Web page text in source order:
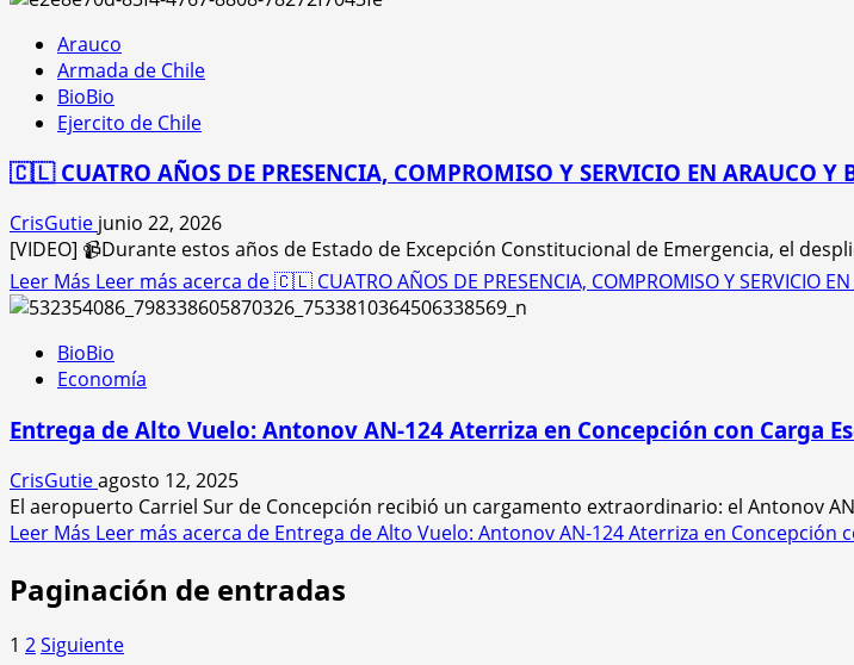
Arauco
Armada de Chile
BioBio
Ejercito de Chile
🇨🇱 CUATRO AÑOS DE PRESENCIA, COMPROMISO Y SERVICIO EN ARAUCO Y
CrisGutie junio 22, 2026
[VIDEO] 📹Durante estos años de Estado de Excepción Constitucional de Emergencia, el
Leer Más Leer más acerca de 🇨🇱 CUATRO AÑOS DE PRESENCIA, COMPROMISO Y SERVICIO EN
BioBio
Economía
Entrega de Alto Vuelo: Antonov AN-124 Aterriza en Concepción con Carga
CrisGutieagosto 12, 2025
El aeropuerto Carriel Sur de Concepción recibió un cargamento extraordinario: el Antonov
Leer Más Leer más acerca de Entrega de Alto Vuelo: Antonov AN-124 Aterriza en Concepción
Paginación de entradas
1 2Siguiente